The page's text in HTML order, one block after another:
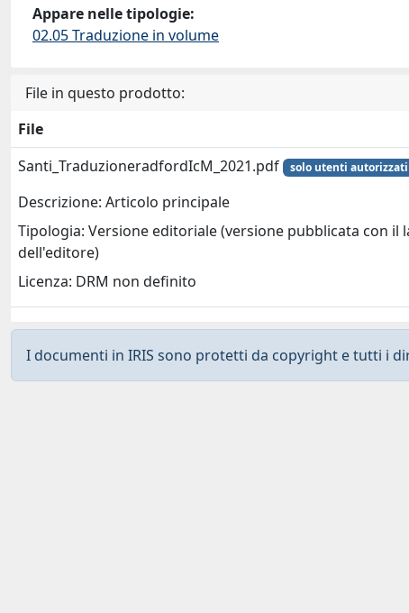
Appare nelle tipologie:
02.05 Traduzione in volume
File in questo prodotto:
File
Santi_TraduzioneradfordIcM_2021.pdf
solo utenti autorizzati
Descrizione: Articolo principale
Tipologia: Versione editoriale (versione pubblicata con il
dell'editore)
Licenza: DRM non definito
I documenti in IRIS sono protetti da copyright e tutti i